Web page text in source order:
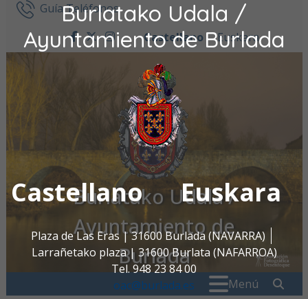
Burlatako Udala /
Ayuntamiento de Burlada
Castellano Euskara
Plaza de Las Eras | 31600 Burlada (NAVARRA)
Larrañetako plaza | 31600 Burlata (NAFARROA)
Tel. 948 23 84 00
oac@burlada.es
Ir al contenidoGuía Teléfonos
facebook
twitter
instagram
Castellano Euskara
Burlatako Udala /
Ayuntamiento de
Burlada
Menú